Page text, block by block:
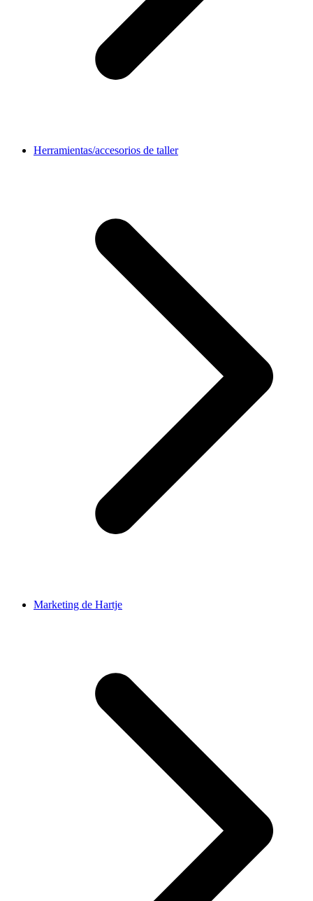
Herramientas/accesorios de taller
Marketing de Hartje